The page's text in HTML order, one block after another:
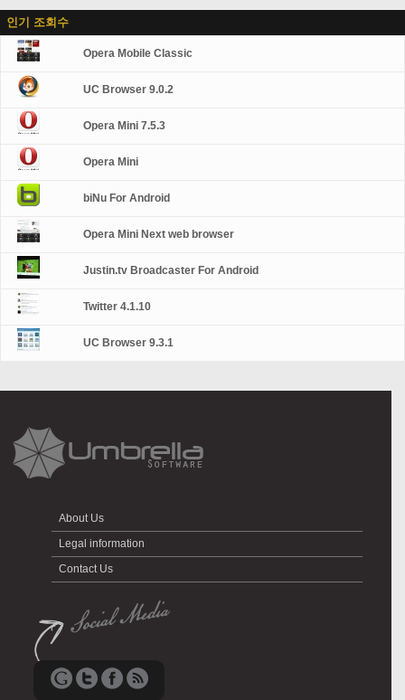
인기 조회수
Opera Mobile Classic
UC Browser 9.0.2
Opera Mini 7.5.3
Opera Mini
biNu For Android
Opera Mini Next web browser
Justin.tv Broadcaster For Android
Twitter 4.1.10
UC Browser 9.3.1
About Us
Legal information
Contact Us